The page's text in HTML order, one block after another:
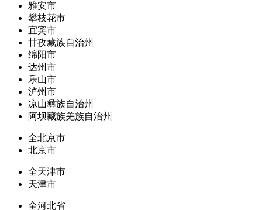
雅安市
攀枝花市
宜宾市
甘孜藏族自治州
绵阳市
达州市
乐山市
泸州市
凉山彝族自治州
阿坝藏族羌族自治州
全北京市
北京市
全天津市
天津市
全河北省